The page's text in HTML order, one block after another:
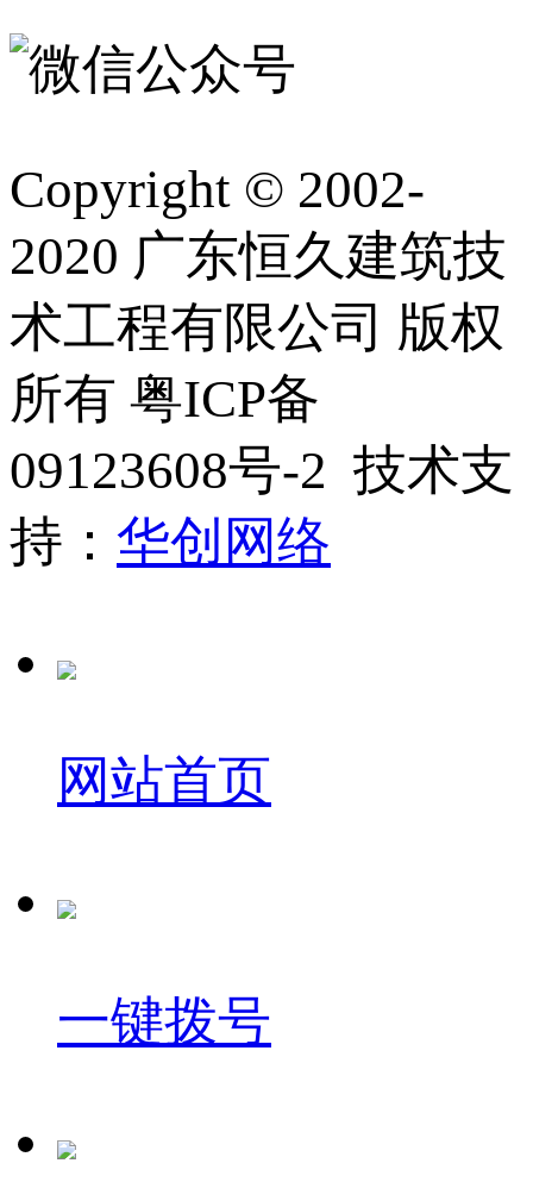
Copyright © 2002-
2020 广东恒久建筑技
术工程有限公司 版权
所有 粤ICP备
09123608号-2 技术支
持： 华创网络
网站首页
一键拨号